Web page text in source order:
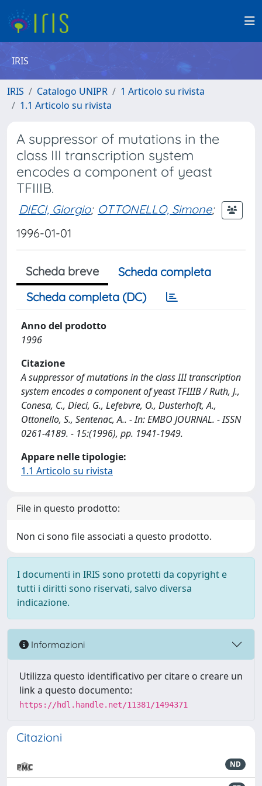
IRIS
IRIS Catalogo UNIPR
1 Articolo su rivista
1.1 Articolo su rivista
A suppressor of mutations in the
class III transcription system
encodes a component of yeast
TFIIIB.
DIECI, Giorgio; OTTONELLO, Simone;
1996-01-01
Scheda breve
Scheda completa
Scheda completa (DC)
Anno del prodotto
1996
Citazione
A suppressor of mutations in the class III transcription
system encodes a component of yeast TFIIIB / Ruth, J.,
Conesa, C., Dieci, G., Lefebvre, O., Dusterhoft, A.,
Ottonello, S., Sentenac, A.. - In: EMBO JOURNAL. - ISSN
0261-4189. - 15:(1996), pp. 1941-1949.
Appare nelle tipologie:
1.1 Articolo su rivista
File in questo prodotto:
Non ci sono file associati a questo prodotto.
I documenti in IRIS sono protetti da copyright e
tutti i diritti sono riservati, salvo diversa
indicazione.
Informazioni
Utilizza questo identificativo per citare o creare un
link a questo documento:
https://hdl.handle.net/11381/1494371
Citazioni
ND